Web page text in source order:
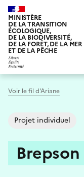
Aller
au
contenu
principal
MINISTÈRE
DE LA TRANSITION
ÉCOLOGIQUE,
DE LA BIODIVERSITÉ,
DE LA FORÊT, DE LA MER
ET DE LA PÊCHE
Voir le fil d'Ariane
Projet individuel
Brepson